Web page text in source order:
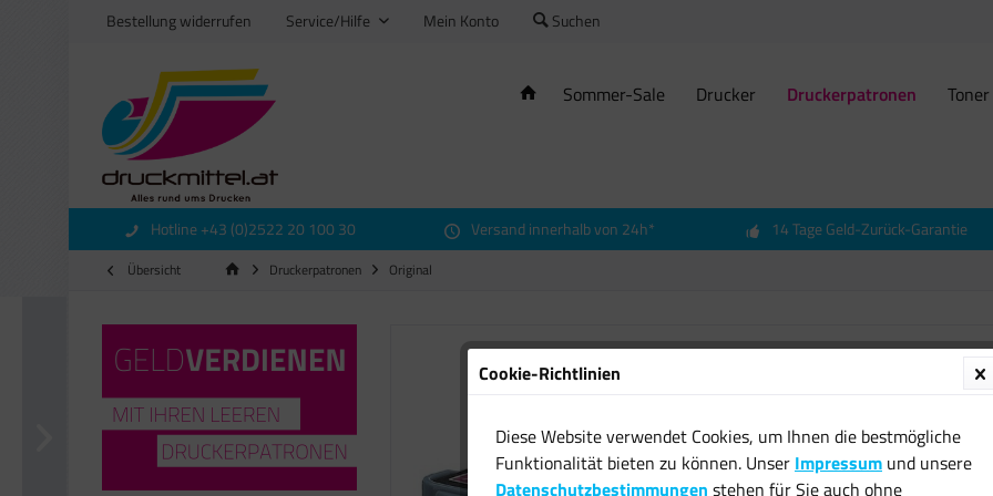
Bestellung widerrufen Service/Hilfe Mein Konto Suchen
Sommer-Sale Drucker Druckerpatronen Toner
Hotline +43 (0)2522 20 100 30 Versand innerhalb von 24h* 14 Tage Geld-Zurück-Garantie
Übersicht Druckerpatronen Original
5400
Cookie-Richtlinien
Diese Website verwendet Cookies, um Ihnen die bestmögliche
Funktionalität bieten zu können. Unser Impressum und unsere
Datenschutzbestimmungen stehen für Sie auch ohne